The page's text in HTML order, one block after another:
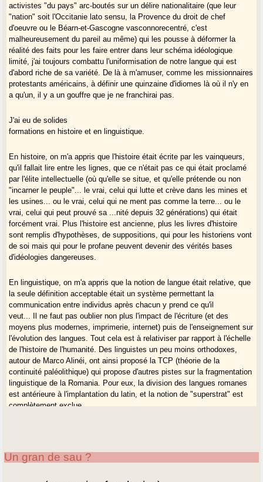
activistes "du pays" arc-boutés sur un délire nationalitaire (que leur
"nation" soit l'Occitanie lato sensu, la Provence du droit de chef
d'oeuvre ou le Béarn-et-Gascogne vasconnorecentré, c'est
malheureusement du pareil au même) qui les pousse à déformer la
réalité des faits pour les faire entrer dans leur schéma idéologique
limité, j'ai toujours combattu l'uniformisation de notre langue qui est
d'abord riche de sa variété. De là à m'amuser, comme les missionnaires
protestants américains, à définir une quinzaine d'idiomes là où il n'y en
a qu'un, il y a un gouffre que je ne franchirai pas.
J'ai eu de solides
formations en histoire et en linguistique.
En histoire, on m'a appris que l'histoire était écrite par les vainqueurs,
qu'il fallait lire entre les lignes, que ce n'était pas ce qui était proclamé
par l'élite intellectuelle (où qu'elle se situe, et qu'elle prétende ou non
"incarner le peuple"... le vrai, celui qui lutte et crève dans les mines et
les usines... ou le vrai, celui qui ne ment pas comme la terre... ou le
vrai, celui qui peut prouvé sa ...nité depuis 32 générations) qui était
forcément vrai. Plus l'histoire est ancienne, plus les livres d'histoire
sont remplis d'hypothèses, de suppositions, qui pour les historiens vont
de soi mais qui pour le profane peuvent devenir des vérités bases
d'idéologies dangereuses.
En linguistique, on m'a appris que la notion de langue était relative, que
la seule définition acceptable était un système permettant la
communication entre individus après chacun y prend ce qu'il
veut... Il ne faut pas oublier non plus l'impact de l'écriture (et des
moyens plus modernes, imprimerie, internet) puis de l'enseignement sur
l'évolution des langues. Tout cela est à relativiser par rapport à l'échelle
de l'histoire de l'humanité. Des linguistes un peu moins orthodoxes,
autour de Marco Alinéi, ont ainsi proposé la TCP (théorie de la
continuité paléolithique) qui propose d'autres pistes sur la fragmentation
linguistique de la Romania. Pour eux, la division des langues romanes
est antérieure à l'implantation du latin, et la notion de "superstrat" est
complètement exclue...
Un gran de sau ?